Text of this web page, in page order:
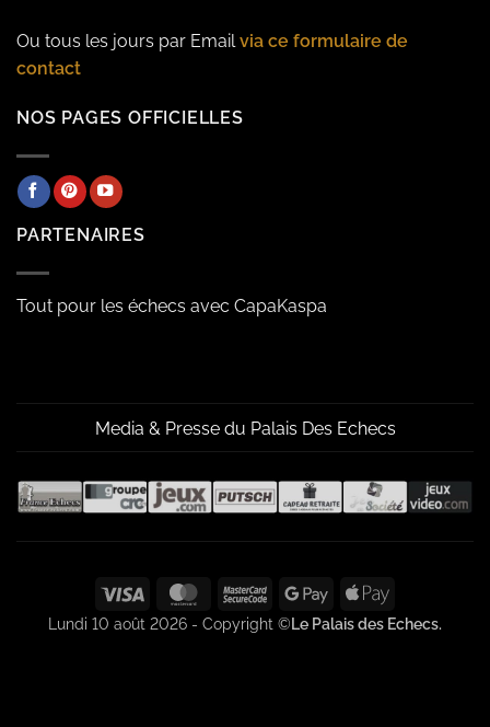
Ou tous les jours par Email via ce formulaire de
contact
NOS PAGES OFFICIELLES
PARTENAIRES
Tout pour les échecs avec CapaKaspa
Media & Presse du Palais Des Echecs
Visa MasterCardMasterCard
2
Google
Pay
Apple
Pay
Lundi 10 août 2026 - Copyright ©Le Palais des Echecs.